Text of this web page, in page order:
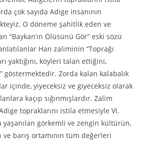
çok sayıda Adige insanının
O döneme şahitlik eden ve
“Baykan’ın Ölüsünü Gör” eski sözü
Han zaliminin “Toprağı
yaktığını, köyleri talan ettiğini,
göstermektedir. Zorda kalan kalabalık
içinde, yiyeceksiz ve giyeceksiz olarak
kaçıp sığınmışlardır. Zalim
topraklarını istila etmesiyle VI.
yaşanılan görkemli ve zengin kültürün,
ve barış ortamının tüm değerleri